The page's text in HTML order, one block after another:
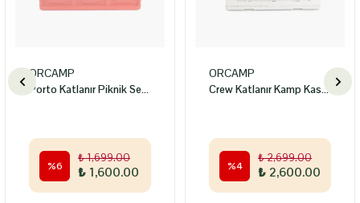
ORCAMP
Porto Katlanır Piknik Sepeti 50LT
%6
₺ 1,699.00
₺ 1,600.00
ORCAMP
Crew Katlanır Kamp Kasası 65 lt
%4
₺ 2,699.00
₺ 2,600.00